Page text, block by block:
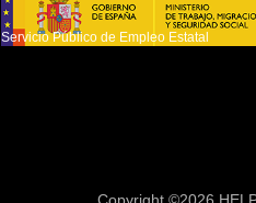
Servicio Público de Empleo Estatal